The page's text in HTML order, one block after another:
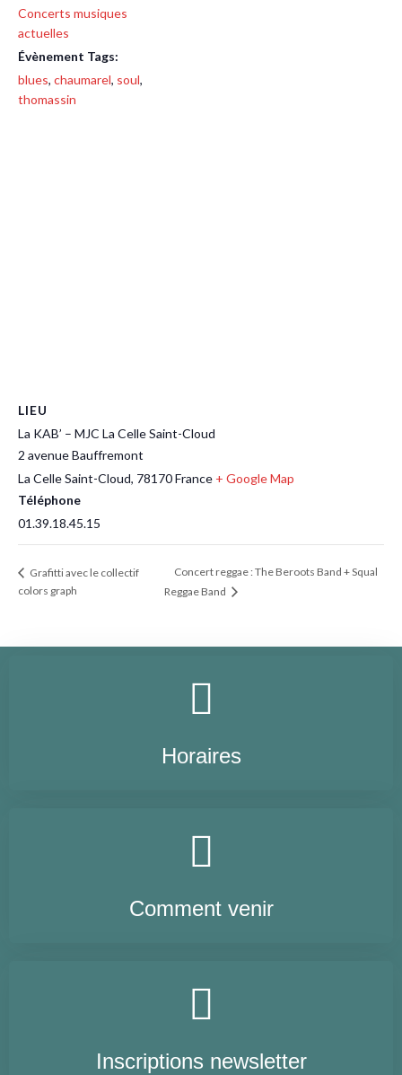
Concerts musiques
actuelles
Évènement Tags:
blues, chaumarel, soul,
thomassin
LIEU
La KAB’ – MJC La Celle Saint-Cloud
2 avenue Bauffremont
La Celle Saint-Cloud, 78170France + Google Map
Téléphone
01.39.18.45.15
Grafitti avec le collectif
colors graph
Concert reggae : The Beroots Band + Squal
Reggae Band
Horaires
Comment venir
Inscriptions newsletter